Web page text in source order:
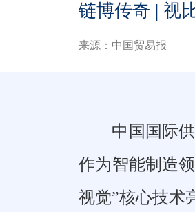
链博传奇 | 视
来源：中国贸易报
中国国际
作为智能制造
视觉”核心技术